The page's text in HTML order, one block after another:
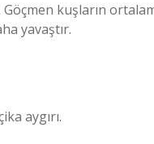
kuşların
yavaştır.
aygırı.